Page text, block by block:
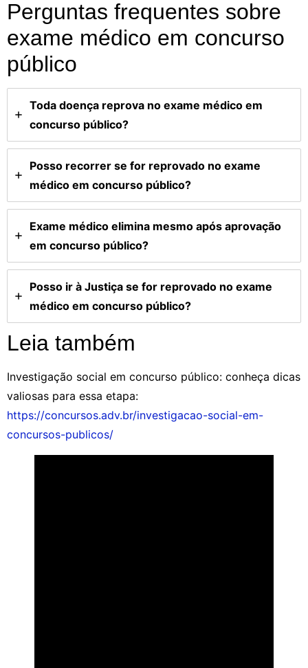
Perguntas frequentes sobre
exame médico em concurso
público
Toda doença reprova no exame médico em
concurso público?
Posso recorrer se for reprovado no exame
médico em concurso público?
Exame médico elimina mesmo após aprovação
em concurso público?
Posso ir à Justiça se for reprovado no exame
médico em concurso público?
Leia também
Investigação social em concurso público: conheça dicas
valiosas para essa etapa:
https://concursos.adv.br/investigacao-social-em-
concursos-publicos/